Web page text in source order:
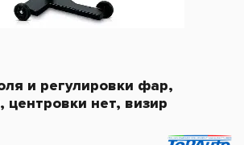
и регулировки фар,
центровки нет, визир